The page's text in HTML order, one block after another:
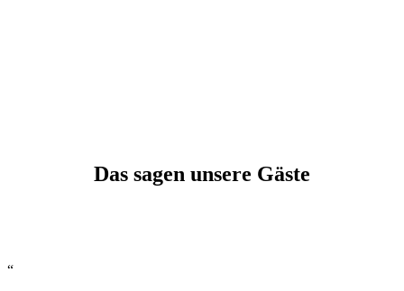
Das sagen unsere Gäste
“